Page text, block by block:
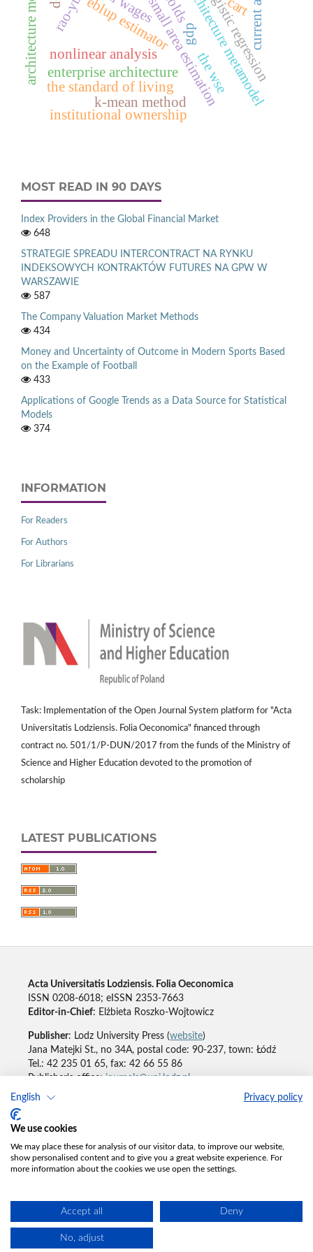
English Privacy policy
We use cookies
We may place these for analysis of our visitor data, to improve our website,
show personalised content and to give you a great website experience. For
more information about the cookies we use open the settings.
Accept all Deny
No, adjust
enterprise architecture architecture metamodel
architecture models small area estimation
eblup estimator
nonlinear analysis
the standard of living
gdp logistic regression
cart
k-mean method
institutional ownership
the wse
MOST READ IN 90 DAYS
Index Providers in the Global Financial Market
648
STRATEGIE SPREADU INTERCONTRACT NA RYNKU
INDEKSOWYCH KONTRAKTÓW FUTURES NA GPW W
WARSZAWIE
587
The Company Valuation Market Methods
434
Money and Uncertainty of Outcome in Modern Sports Based
on the Example of Football
433
Applications of Google Trends as a Data Source for Statistical
Models
374
INFORMATION
For Readers
For Authors
For Librarians
Task: Implementation of the Open Journal System platform for "Acta
Universitatis Lodziensis. Folia Oeconomica" financed through
contract no. 501/1/P-DUN/2017 from the funds of the Ministry of
Science and Higher Education devoted to the promotion of
scholarship
LATEST PUBLICATIONS
Acta Universitatis Lodziensis. Folia Oeconomica
ISSN 0208-6018; eISSN 2353-7663
Editor-in-Chief: Elżbieta Roszko-Wojtowicz
Publisher: Lodz University Press (website)
Jana Matejki St., no 34A, postal code: 90-237, town: Łódź
Tel.: 42 235 01 65, fax: 42 66 55 86
Publisher's office:journals@uni.lodz.pl
Accesibility declaration